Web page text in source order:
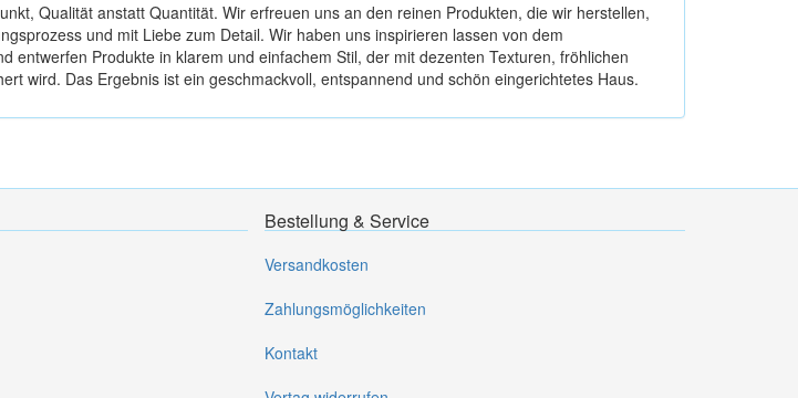
Qualität anstatt Quantität. Wir erfreuen uns an den reinen Produkten, die wir herstellen,
und mit Liebe zum Detail. Wir haben uns inspirieren lassen von dem
entwerfen Produkte in klarem und einfachem Stil, der mit dezenten Texturen, fröhlichen
wird. Das Ergebnis ist ein geschmackvoll, entspannend und schön eingerichtetes Haus.
Bestellung & Service
Versandkosten
Zahlungsmöglichkeiten
Kontakt